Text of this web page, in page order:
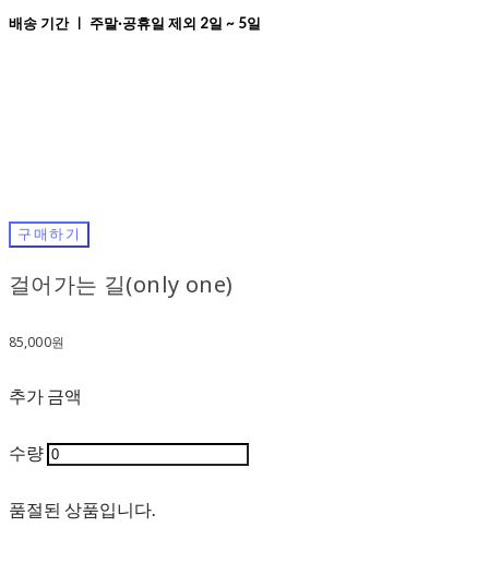
배송 기간 ㅣ 주말·공휴일 제외 2일 ~ 5일
구매하기
걸어가는 길(only one)
85,000원
추가 금액
수량
품절된 상품입니다.